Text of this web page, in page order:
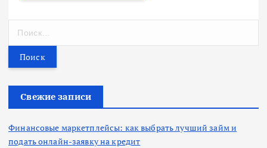
т
Свежие записи
Финансовые маркетплейсы: как выбрать лучший займ и
подать онлайн-заявку на кредит